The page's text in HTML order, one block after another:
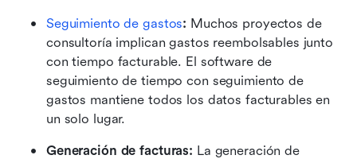
Seguimiento de gastos: Muchos proyectos de
consultoría implican gastos reembolsables junto
con tiempo facturable. El software de
seguimiento de tiempo con seguimiento de
gastos mantiene todos los datos facturables en
un solo lugar.
Generación de facturas: La generación de